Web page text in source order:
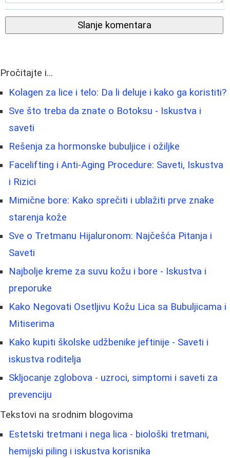
Slanje komentara
Pročitajte i...
Kolagen za lice i telo: Da li deluje i kako ga koristiti?
Sve što treba da znate o Botoksu - Iskustva i
saveti
Rešenja za hormonske bubuljice i ožiljke
Facelifting i Anti-Aging Procedure: Saveti, Iskustva
i Rizici
Mimične bore: Kako sprečiti i ublažiti prve znake
starenja kože
Sve o Tretmanu Hijaluronom: Najčešća Pitanja i
Saveti
Najbolje kreme za suvu kožu i bore - Iskustva i
preporuke
Kako Negovati Osetljivu Kožu Lica sa Bubuljicama i
Mitiserima
Kako kupiti školske udžbenike jeftinije - Saveti i
iskustva roditelja
Skljocanje zglobova - uzroci, simptomi i saveti za
prevenciju
Tekstovi na srodnim blogovima
Estetski tretmani i nega lica - biološki tretmani,
hemijski piling i iskustva korisnika